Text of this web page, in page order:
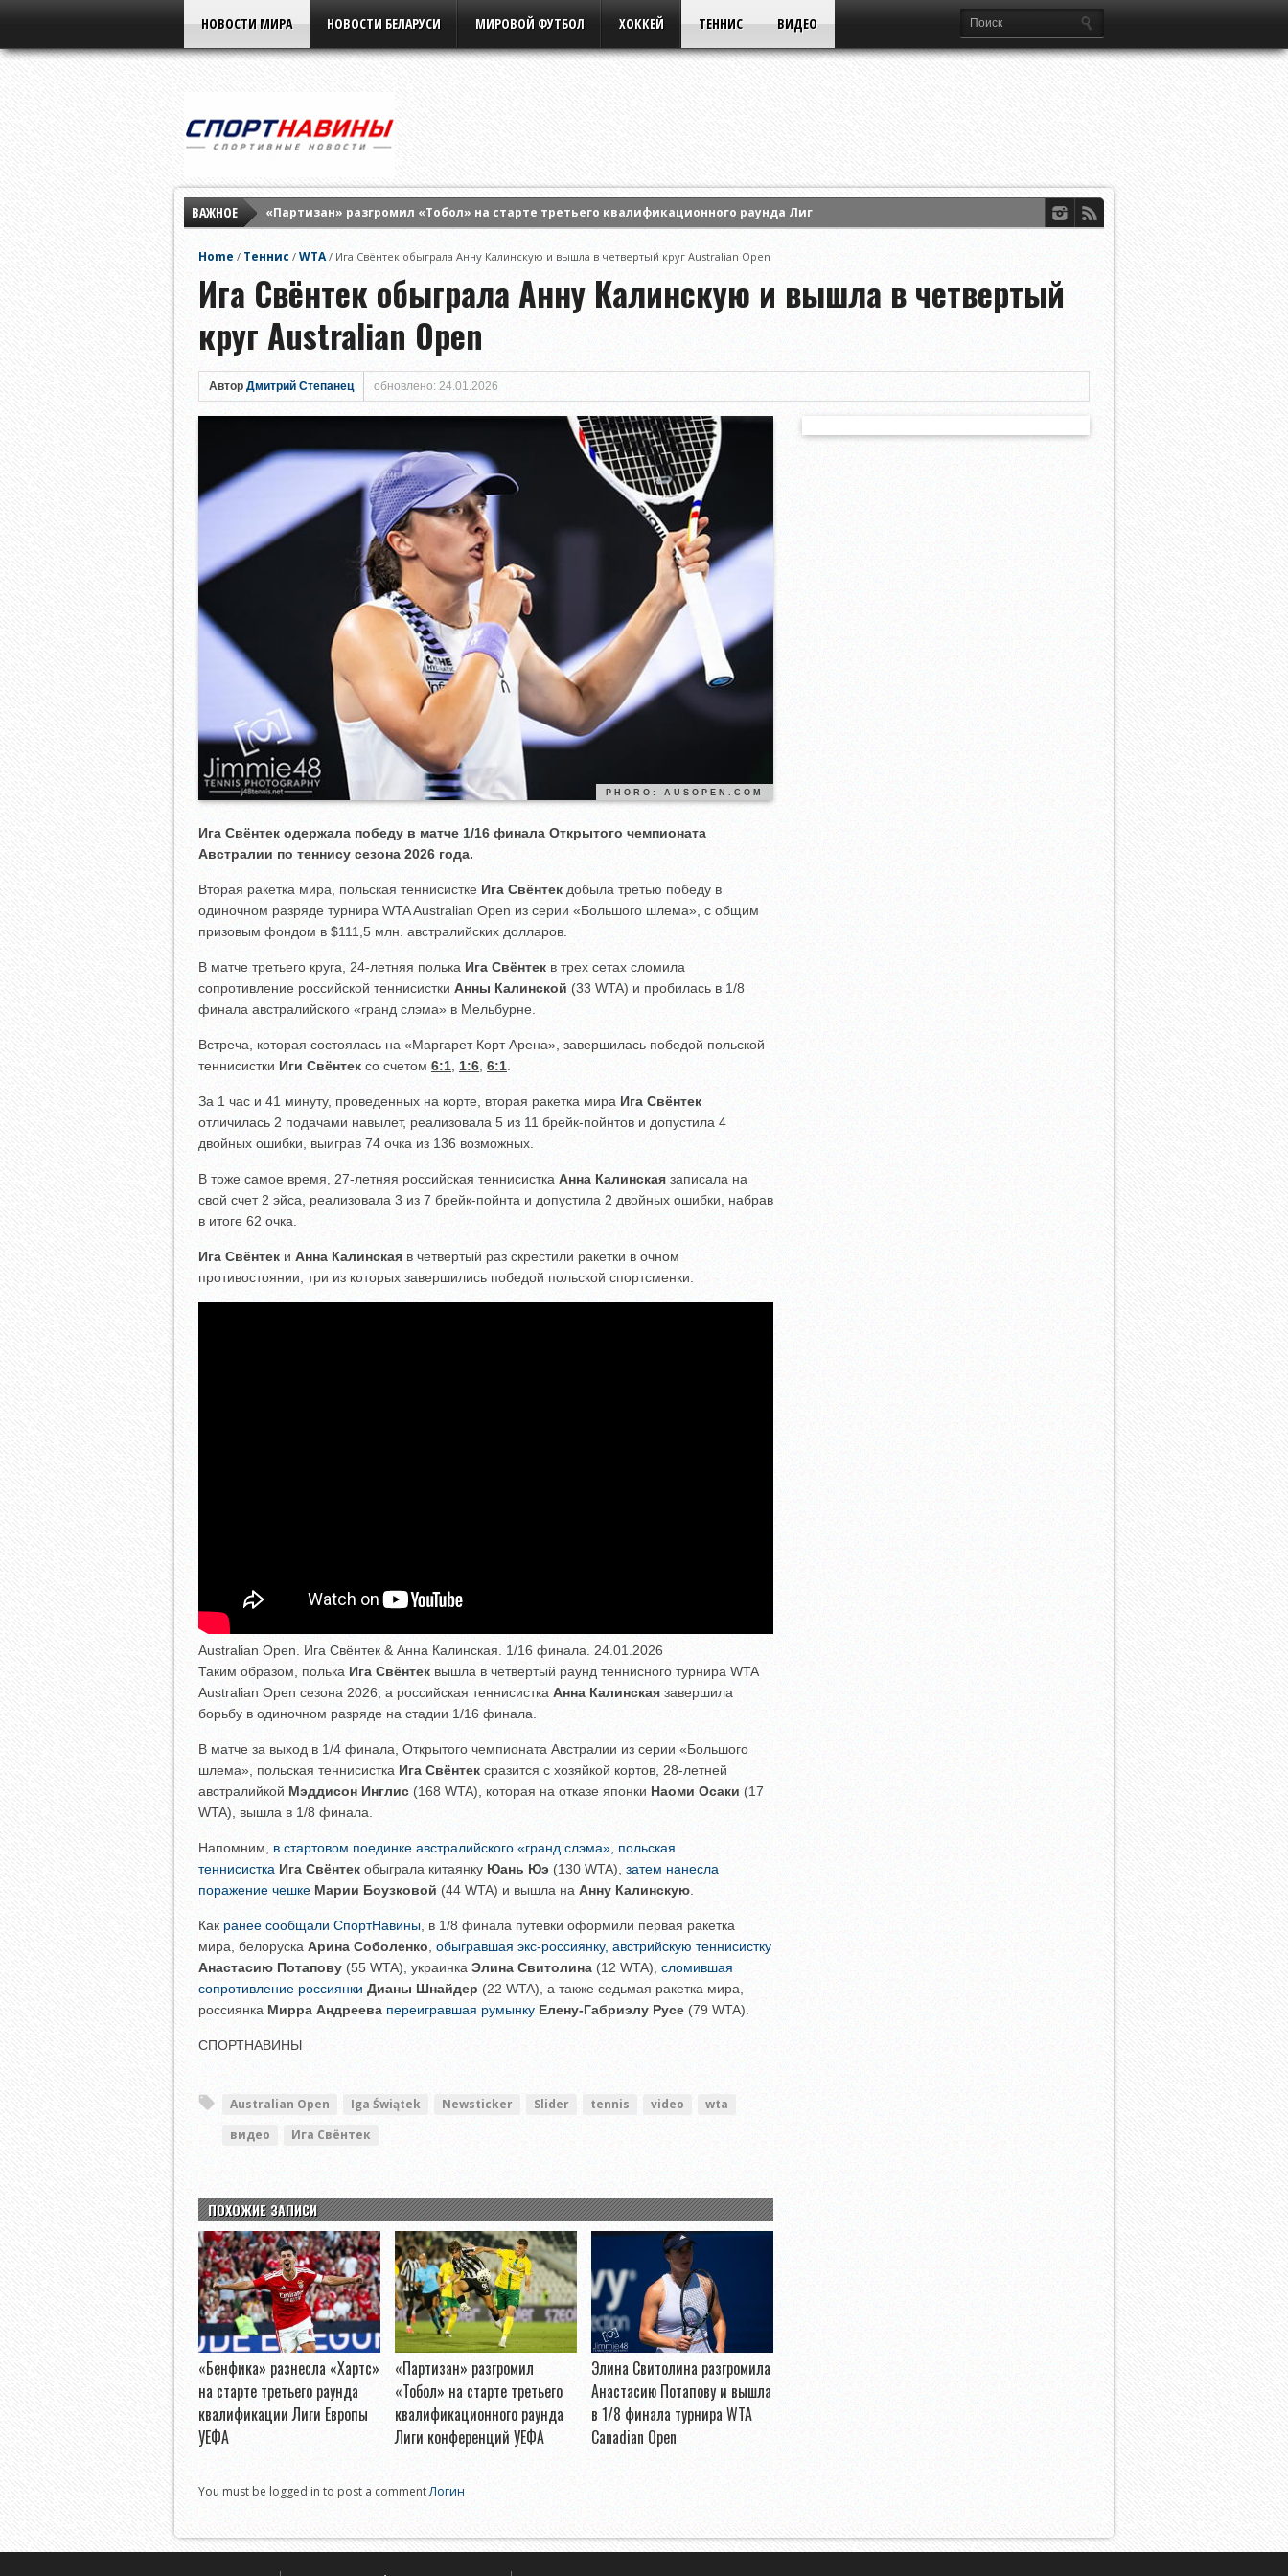
НОВОСТИ МИРА НОВОСТИ БЕЛАРУСИ МИРОВОЙ ФУТБОЛ ХОККЕЙ ТЕННИС ВИДЕО
ВАЖНОЕ
«Партизан» разгромил «Тобол» на старте третьего квалификационного раунда Лиги конференций УЕФА
Home / Теннис / WTA/ Ига Свёнтек обыграла Анну Калинскую и вышла в четвертый круг Australian Open
Ига Свёнтек обыграла Анну Калинскую и вышла в четвертый
круг Australian Open
Автор Дмитрий Степанец обновлено: 24.01.2026
PHORO: AUSOPEN.COM
Ига Свёнтек одержала победу в матче 1/16 финала Открытого чемпионата
Австралии по теннису сезона 2026 года.
Вторая ракетка мира, польская теннисистке Ига Свёнтек добыла третью победу в
одиночном разряде турнира WTA Australian Open из серии «Большого шлема», с общим
призовым фондом в $111,5 млн. австралийских долларов.
В матче третьего круга, 24-летняя полька Ига Свёнтек в трех сетах сломила
сопротивление российской теннисистки Анны Калинской (33 WTA) и пробилась в 1/8
финала австралийского «гранд слэма» в Мельбурне.
Встреча, которая состоялась на «Маргарет Корт Арена», завершилась победой польской
теннисистки Иги Свёнтек со счетом 6:1 1:6 6:1
За 1 час и 41 минуту, проведенных на корте, вторая ракетка мира Ига Свёнтек
отличилась 2 подачами навылет, реализовала 5 из 11 брейк-пойнтов и допустила 4
двойных ошибки, выиграв 74 очка из 136 возможных.
В тоже самое время, 27-летняя российская теннисистка Анна Калинская записала на
свой счет 2 эйса, реализовала 3 из 7 брейк-пойнта и допустила 2 двойных ошибки, набрав
в итоге 62 очка.
Ига Свёнтек и Анна Калинская в четвертый раз скрестили ракетки в очном
противостоянии, три из которых завершились победой польской спортсменки.
Australian Open. Ига Свёнтек & Анна Калинская. 1/16 финала. 24.01.2026
Таким образом, полька Ига Свёнтек вышла в четвертый раунд теннисного турнира WTA
Australian Open сезона 2026, а российская теннисистка Анна Калинская завершила
борьбу в одиночном разряде на стадии 1/16 финала.
В матче за выход в 1/4 финала, Открытого чемпионата Австралии из серии «Большого
шлема», польская теннисистка Ига Свёнтек сразится с хозяйкой кортов, 28-летней
австралийкой Мэддисон Инглис (168 WTA), которая на отказе японки Наоми Осаки (17
WTA), вышла в 1/8 финала.
Напомним, в стартовом поединке австралийского «гранд слэма», польская
теннисистка Ига Свёнтек обыграла китаянку Юань Юэ (130 WTA), затем нанесла
поражение чешке Марии Боузковой (44 WTA) и вышла на Анну Калинскую
Как ранее сообщали СпортНавины , в 1/8 финала путевки оформили первая ракетка
мира, белоруска Арина Соболенко обыгравшая экс-россиянку, австрийскую теннисистку
Анастасию Потапову (55 WTA), украинка Элина Свитолина (12 WTA), сломившая
сопротивление россиянки Дианы Шнайдер (22 WTA), а также седьмая ракетка мира,
россиянка Мирра Андреева переигравшая румынку Елену-Габриэлу Русе (79 WTA).
СПОРТНАВИНЫ
Australian Open Iga Świątek Newsticker Slider tennis video
wta
видео
Ига Свёнтек
ПОХОЖИЕ ЗАПИСИ
«Бенфика» разнесла «Хартс»
на старте третьего раунда
квалификации Лиги Европы
УЕФА
«Партизан» разгромил
«Тобол» на старте третьего
квалификационного раунда
Лиги конференций УЕФА
Элина Свитолина разгромила
Анастасию Потапову и вышла
в 1/8 финала турнира WTA
Canadian Open
You must be logged in to post a commentЛогин